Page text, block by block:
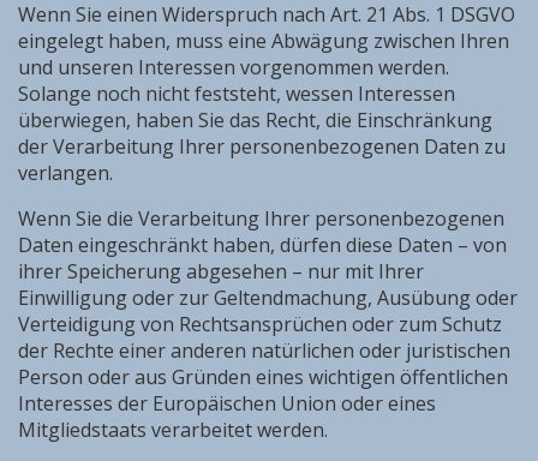
Wenn Sie einen Widerspruch nach Art. 21 Abs. 1 DSGVO
eingelegt haben, muss eine Abwägung zwischen Ihren
und unseren Interessen vorgenommen werden.
Solange noch nicht feststeht, wessen Interessen
überwiegen, haben Sie das Recht, die Einschränkung
der Verarbeitung Ihrer personenbezogenen Daten zu
verlangen.
Wenn Sie die Verarbeitung Ihrer personenbezogenen
Daten eingeschränkt haben, dürfen diese Daten – von
ihrer Speicherung abgesehen – nur mit Ihrer
Einwilligung oder zur Geltendmachung, Ausübung oder
Verteidigung von Rechtsansprüchen oder zum Schutz
der Rechte einer anderen natürlichen oder juristischen
Person oder aus Gründen eines wichtigen öffentlichen
Interesses der Europäischen Union oder eines
Mitgliedstaats verarbeitet werden.